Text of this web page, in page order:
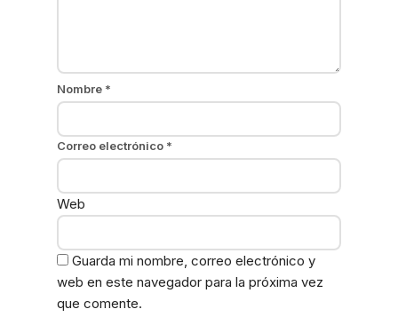
Nombre *
Correo electrónico *
Web
Guarda mi nombre, correo electrónico y
web en este navegador para la próxima vez
que comente.